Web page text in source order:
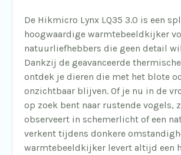
De Hikmicro Lynx LQ35 3.0 is een
hoogwaardige warmtebeeldkijker
natuurliefhebbers die geen detail
Dankzij de geavanceerde
ontdek je dieren die met het blote
onzichtbaar blijven. Of je nu in de
op zoek bent naar rustende vogels,
observeert in schemerlicht of een
verkent tijdens donkere
warmtebeeldkijker levert altijd een